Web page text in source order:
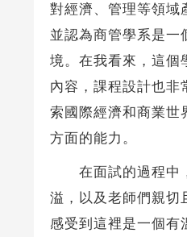
對經濟、管理等領域
並認為商管學系是一
境。在我看來，這個
內容，課程設計也非
索國際經濟和商業世
方面的能力。
在面試的過程中
溢，以及老師們親切
感受到這裡是一個有